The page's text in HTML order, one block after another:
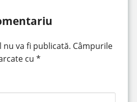
nu va fi publicată. Câmpurile
cu *